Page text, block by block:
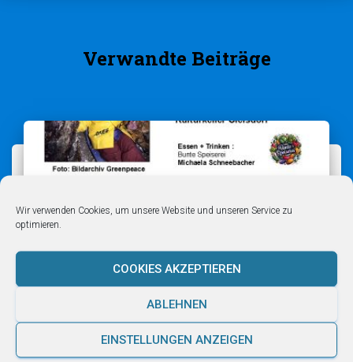
Wir verwenden Cookies, um unsere Website und unseren Service zu
optimieren.
COOKIES AKZEPTIEREN
ABLEHNEN
EINSTELLUNGEN ANZEIGEN
Verwandte Beiträge